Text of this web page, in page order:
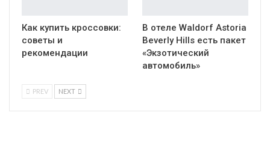
Как купить кроссовки:
советы и
рекомендации
В отеле Waldorf Astoria
Beverly Hills есть пакет
«Экзотический
автомобиль»
PREV NEXT